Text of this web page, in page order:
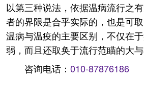
以第三种说法，依据温病流行之
者的界限是合乎实际的，也是可
温病与温疫的主要区别，不仅在
弱，而且还取奂于流行范瞄的大与
咨询电话： 010-87876186